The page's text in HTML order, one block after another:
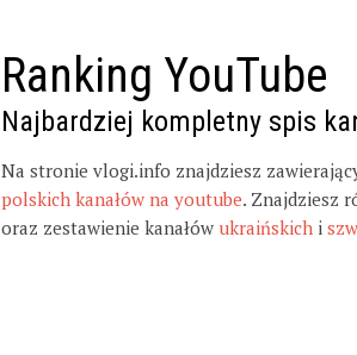
Ranking YouTube
Najbardziej kompletny spis
Na stronie vlogi.info znajdziesz
polskich kanałów na youtube. Znajdziesz
oraz zestawienie kanałów ukraińskich i